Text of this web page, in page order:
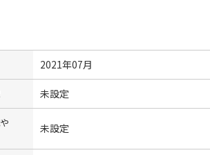
2021年07月
未設定
未設定